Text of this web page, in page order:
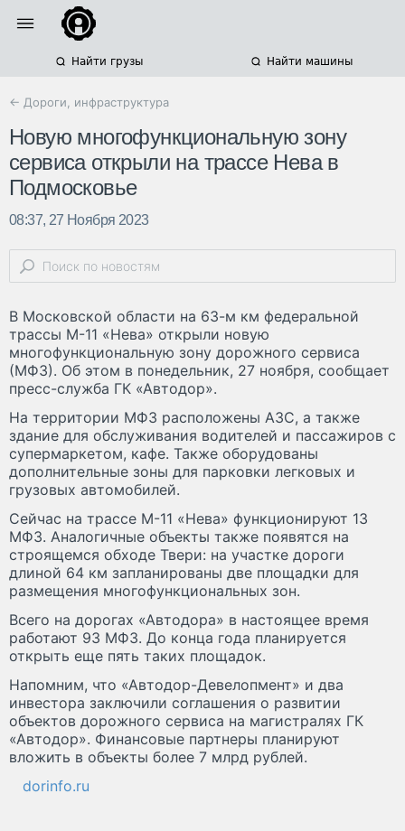
Найти грузы Найти машины
← Дороги, инфраструктура
Новую многофункциональную зону
сервиса открыли на трассе Нева в
Подмосковье
08:37, 27 Ноября 2023
В Московской области на 63-м км федеральной
трассы М-11 «Нева» открыли новую
многофункциональную зону дорожного сервиса
(МФЗ). Об этом в понедельник, 27 ноября, сообщает
пресс-служба ГК «Автодор».
На территории МФЗ расположены АЗС, а также
здание для обслуживания водителей и пассажиров с
супермаркетом, кафе. Также оборудованы
дополнительные зоны для парковки легковых и
грузовых автомобилей.
Сейчас на трассе М-11 «Нева» функционируют 13
МФЗ. Аналогичные объекты также появятся на
строящемся обходе Твери: на участке дороги
длиной 64 км запланированы две площадки для
размещения многофункциональных зон.
Всего на дорогах «Автодора» в настоящее время
работают 93 МФЗ. До конца года планируется
открыть еще пять таких площадок.
Напомним, что «Автодор-Девелопмент» и два
инвестора заключили соглашения о развитии
объектов дорожного сервиса на магистралях ГК
«Автодор». Финансовые партнеры планируют
вложить в объекты более 7 млрд рублей.
dorinfo.ru